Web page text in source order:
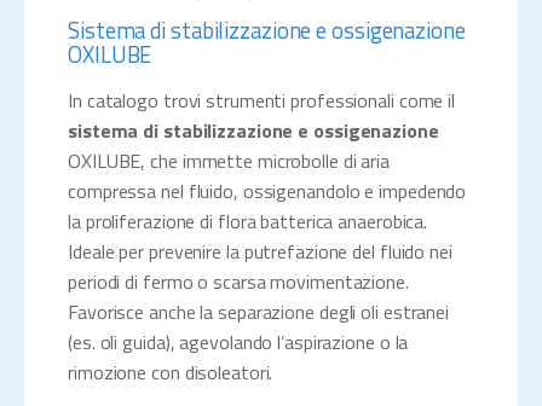
Sistema di stabilizzazione e ossigenazione
OXILUBE
In catalogo trovi strumenti professionali come il
sistema di stabilizzazione e ossigenazione
OXILUBE, che immette microbolle di aria
compressa nel fluido, ossigenandolo e impedendo
la proliferazione di flora batterica anaerobica.
Ideale per prevenire la putrefazione del fluido nei
periodi di fermo o scarsa movimentazione.
Favorisce anche la separazione degli oli estranei
(es. oli guida), agevolando l’aspirazione o la
rimozione con disoleatori.